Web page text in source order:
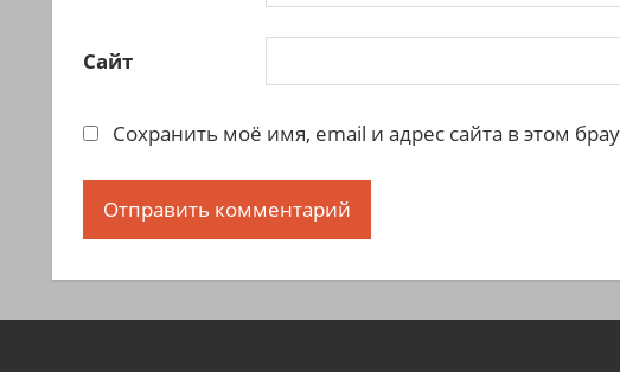
Сайт
Сохранить моё имя, email и адрес сайта в этом